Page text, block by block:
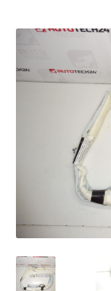
Moje konto
Polityka
Procedura
Skarga